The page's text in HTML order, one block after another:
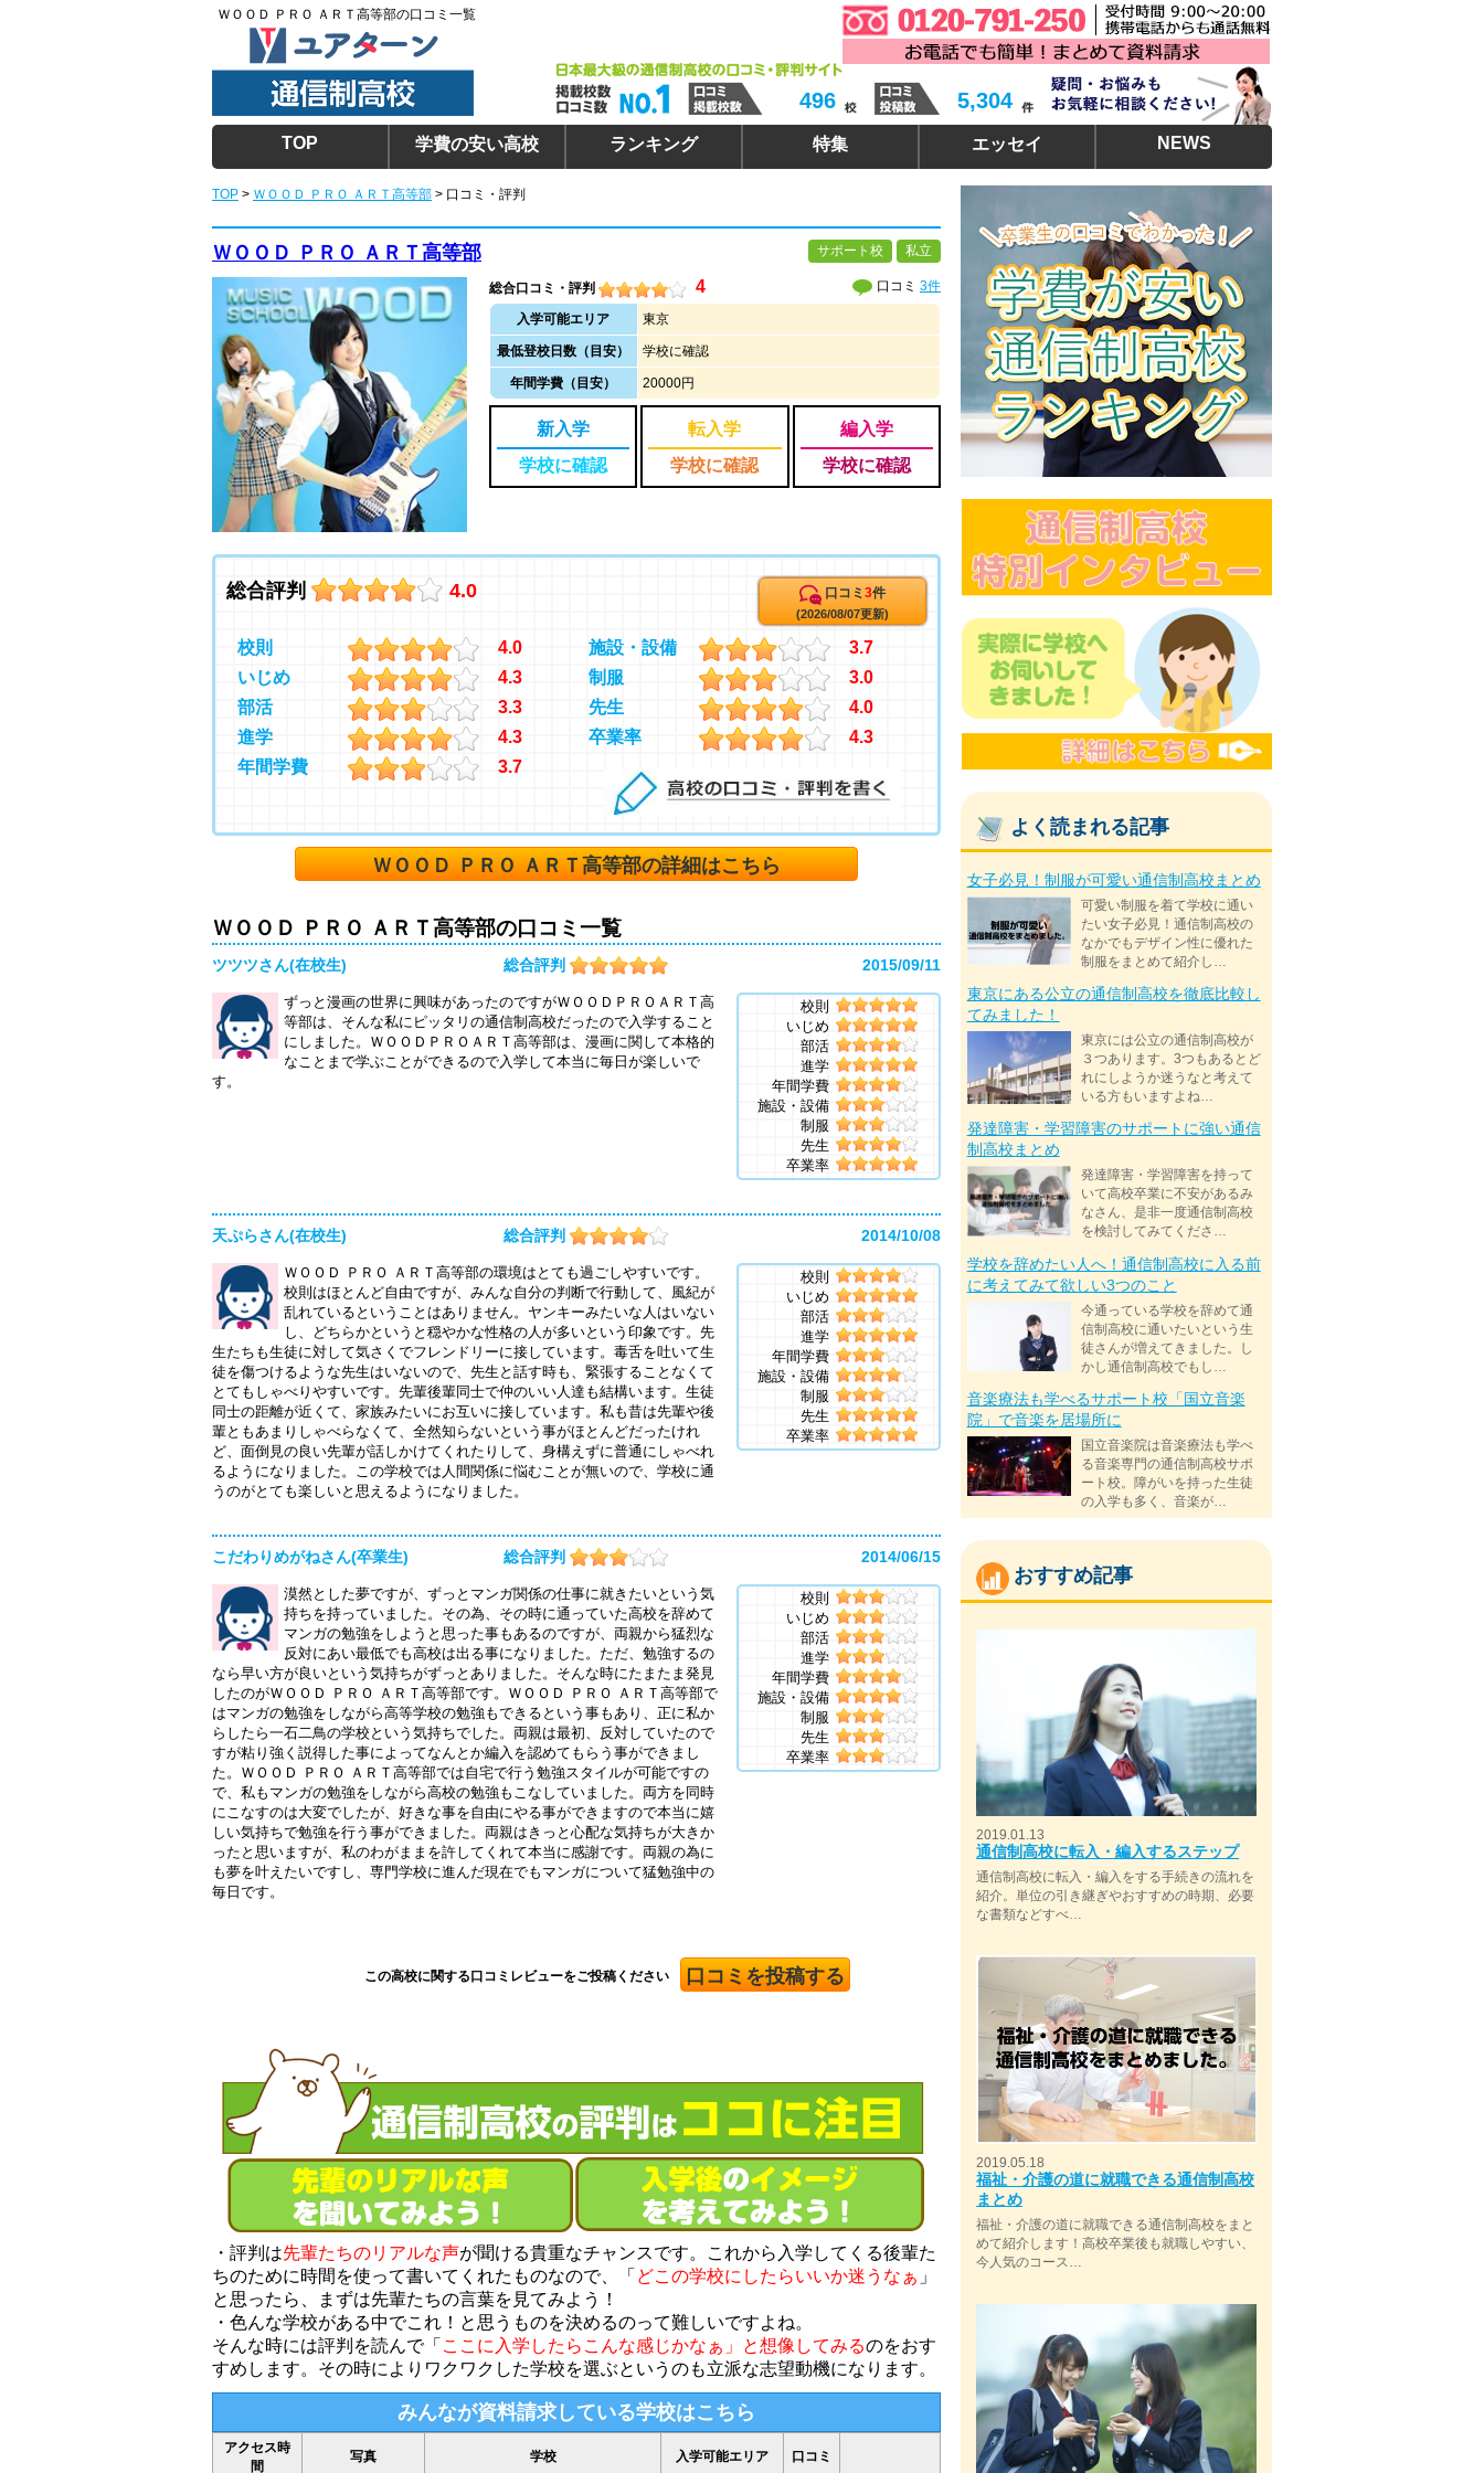
ＷＯＯＤ ＰＲＯ ＡＲＴ高等部の口コミ一覧
5,304
496
TOP 学費の安い高校 ランキング 特集 エッセイ NEWS
TOP > ＷＯＯＤ ＰＲＯ ＡＲＴ高等部 > 口コミ・評判
ＷＯＯＤ ＰＲＯ ＡＲＴ高等部 サポート校 私立
総合口コミ・評判 4 口コミ 3件
入学可能エリア 東京
最低登校日数（目安） 学校に確認
年間学費（目安） 20000円
新入学
学校に確認
転入学
学校に確認
編入学
学校に確認
総合評判 4.0 口コミ 3件
(2026/08/07更新)
校則
4.0
いじめ
4.3
部活
3.3
進学
4.3
年間学費
3.7
施設・設備
3.7
制服
3.0
先生
4.0
卒業率
4.3
ＷＯＯＤ ＰＲＯ ＡＲＴ高等部の詳細はこちら
ＷＯＯＤ ＰＲＯ ＡＲＴ高等部の口コミ一覧
ツツツさん(在校生) 総合評判 2015/09/11
ずっと漫画の世界に興味があったのですがＷＯＯＤＰＲＯＡＲＴ高
等部は、そんな私にピッタリの通信制高校だったので入学すること
にしました。ＷＯＯＤＰＲＯＡＲＴ高等部は、漫画に関して本格的
なことまで学ぶことができるので入学して本当に毎日が楽しいで
す。
校則
いじめ
部活
進学
年間学費
施設・設備
制服
先生
卒業率
天ぷらさん(在校生) 総合評判 2014/10/08
ＷＯＯＤ ＰＲＯ ＡＲＴ高等部の環境はとても過ごしやすいです。
校則はほとんど自由ですが、みんな自分の判断で行動して、風紀が
乱れているということはありません。ヤンキーみたいな人はいない
し、どちらかというと穏やかな性格の人が多いという印象です。先
生たちも生徒に対して気さくでフレンドリーに接しています。毒舌を吐いて生
徒を傷つけるような先生はいないので、先生と話す時も、緊張することなくて
とてもしゃべりやすいです。先輩後輩同士で仲のいい人達も結構います。生徒
同士の距離が近くて、家族みたいにお互いに接しています。私も昔は先輩や後
輩ともあまりしゃべらなくて、全然知らないという事がほとんどだったけれ
ど、面倒見の良い先輩が話しかけてくれたりして、身構えずに普通にしゃべれ
るようになりました。この学校では人間関係に悩むことが無いので、学校に通
うのがとても楽しいと思えるようになりました。
校則
いじめ
部活
進学
年間学費
施設・設備
制服
先生
卒業率
こだわりめがねさん(卒業生) 総合評判 2014/06/15
漠然とした夢ですが、ずっとマンガ関係の仕事に就きたいという気
持ちを持っていました。その為、その時に通っていた高校を辞めて
マンガの勉強をしようと思った事もあるのですが、両親から猛烈な
反対にあい最低でも高校は出る事になりました。ただ、勉強するの
なら早い方が良いという気持ちがずっとありました。そんな時にたまたま発見
したのがＷＯＯＤ ＰＲＯ ＡＲＴ高等部です。ＷＯＯＤ ＰＲＯ ＡＲＴ高等部で
はマンガの勉強をしながら高等学校の勉強もできるという事もあり、正に私か
らしたら一石二鳥の学校という気持ちでした。両親は最初、反対していたので
すが粘り強く説得した事によってなんとか編入を認めてもらう事ができまし
た。ＷＯＯＤ ＰＲＯ ＡＲＴ高等部では自宅で行う勉強スタイルが可能ですの
で、私もマンガの勉強をしながら高校の勉強もこなしていました。両方を同時
にこなすのは大変でしたが、好きな事を自由にやる事ができますので本当に嬉
しい気持ちで勉強を行う事ができました。両親はきっと心配な気持ちが大きか
ったと思いますが、私のわがままを許してくれて本当に感謝です。両親の為に
も夢を叶えたいですし、専門学校に進んだ現在でもマンガについて猛勉強中の
毎日です。
校則
いじめ
部活
進学
年間学費
施設・設備
制服
先生
卒業率
この高校に関する口コミレビューをご投稿ください 口コミを投稿する
・評判は先輩たちのリアルな声が聞ける貴重なチャンスです。これから入学してくる後輩た
ちのために時間を使って書いてくれたものなので、「 どこの学校にしたらいいか迷うなぁ 」
と思ったら、まずは先輩たちの言葉を見てみよう！
・色んな学校がある中でこれ！と思うものを決めるのって難しいですよね。
そんな時には評判を読んで「 ここに入学したらこんな感じかなぁ」と想像してみるのをおす
すめします。その時によりワクワクした学校を選ぶというのも立派な志望動機になります。
みんなが資料請求している学校はこちら
よく読まれる記事
女子必見！制服が可愛い通信制高校まとめ
可愛い制服を着て学校に通い
たい女子必見！通信制高校の
なかでもデザイン性に優れた
制服をまとめて紹介し…
東京にある公立の通信制高校を徹底比較し
てみました！
東京には公立の通信制高校が
３つあります。3つもあるとど
れにしようか迷うなと考えて
いる方もいますよね…
発達障害・学習障害のサポートに強い通信
制高校まとめ
発達障害・学習障害を持って
いて高校卒業に不安があるみ
なさん、是非一度通信制高校
を検討してみてくださ…
学校を辞めたい人へ！通信制高校に入る前
に考えてみて欲しい3つのこと
今通っている学校を辞めて通
信制高校に通いたいという生
徒さんが増えてきました。し
かし通信制高校でもし…
音楽療法も学べるサポート校「国立音楽
院」で音楽を居場所に
国立音楽院は音楽療法も学べ
る音楽専門の通信制高校サポ
ート校。障がいを持った生徒
の入学も多く、音楽が…
おすすめ記事
2019.01.13
通信制高校に転入・編入するステップ
通信制高校に転入・編入をする手続きの流れを
紹介。単位の引き継ぎやおすすめの時期、必要
な書類などすべ…
2019.05.18
福祉・介護の道に就職できる通信制高校
まとめ
福祉・介護の道に就職できる通信制高校をまと
めて紹介します！高校卒業後も就職しやすい、
今人気のコース…